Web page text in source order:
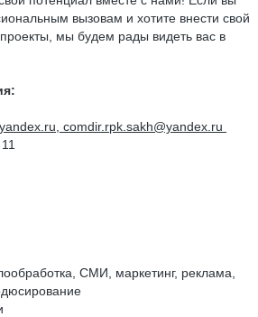
вызовам и хотите внести свой
мы будем рады видеть вас в
comdir.rpk.sakh@yandex.ru
СМИ, маркетинг, реклама,